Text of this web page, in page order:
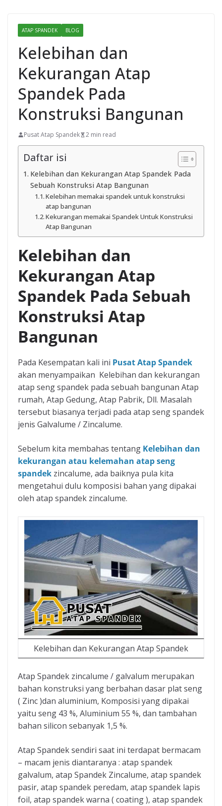
ATAP SPANDEK BLOG
Kelebihan dan
Kekurangan Atap
Spandek Pada
Konstruksi Bangunan
Pusat Atap Spandek 2 min read
Daftar isi
Kelebihan dan Kekurangan Atap Spandek Pada
Sebuah Konstruksi Atap Bangunan
Kelebihan memakai spandek untuk konstruksi
atap bangunan
Kekurangan memakai Spandek Untuk Konstruksi
Atap Bangunan
Kelebihan dan
Kekurangan Atap
Spandek Pada Sebuah
Konstruksi Atap
Bangunan
Pada Kesempatan kali ini Pusat Atap Spandek
akan menyampaikan Kelebihan dan kekurangan
atap seng spandek pada sebuah bangunan Atap
rumah, Atap Gedung, Atap Pabrik, Dll. Masalah
tersebut biasanya terjadi pada atap seng spandek
jenis Galvalume / Zincalume.
Sebelum kita membahas tentang Kelebihan dan
kekurangan atau kelemahan atap seng
spandek zincalume, ada baiknya pula kita
mengetahui dulu komposisi bahan yang dipakai
oleh atap spandek zincalume.
Kelebihan dan Kekurangan Atap Spandek
Atap Spandek zincalume / galvalum merupakan
bahan konstruksi yang berbahan dasar plat seng
( Zinc )dan aluminium, Komposisi yang dipakai
yaitu seng 43 %, Aluminium 55 %, dan tambahan
bahan silicon sebanyak 1,5 %.
Atap Spandek sendiri saat ini terdapat bermacam
– macam jenis diantaranya : atap spandek
galvalum, atap Spandek Zincalume, atap spandek
pasir, atap spandek peredam, atap spandek lapis
foil, atap spandek warna ( coating ), atap spandek